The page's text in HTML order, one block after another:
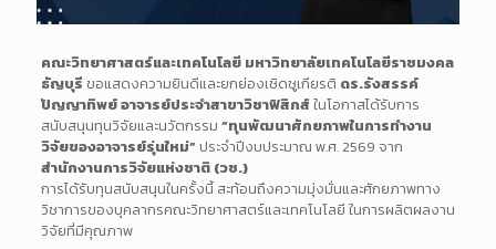
คณะวิทยาศาสตร์และเทคโนโลยี มหาวิทยาลัยเทคโนโลยีราชมงคล
ธัญบุรี ขอแสดงความยินดีและยกย่องเชิดชูเกียรติ ดร.รังสรรค์
ปัญญาทิพย์ อาจารย์ประจำสาขาวิชาฟิสิกส์ ในโอกาสได้รับการ
สนับสนุนทุนวิจัยและนวัตกรรม “ทุนพัฒนาศักยภาพในการทำงาน
วิจัยของอาจารย์รุ่นใหม่” ประจำปีงบประมาณ พ.ศ. 2569 จาก
สำนักงานการวิจัยแห่งชาติ (วช.)
การได้รับทุนสนับสนุนในครั้งนี้ สะท้อนถึงความมุ่งมั่นและศักยภาพทาง
วิชาการของบุคลากรคณะวิทยาศาสตร์และเทคโนโลยี ในการผลิตผลงาน
วิจัยที่มีคุณภาพ